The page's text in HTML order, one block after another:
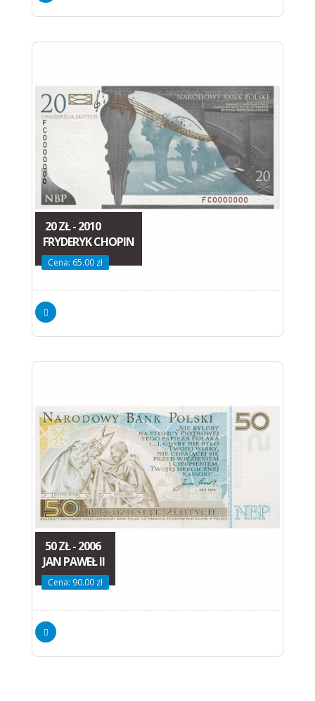
20 ZŁ - 2010
FRYDERYK CHOPIN
Cena: 65.00 zł
50 ZŁ - 2006
JAN PAWEŁ II
Cena: 90.00 zł